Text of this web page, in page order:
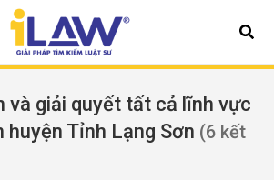
và giải quyết tất cả lĩnh vực
huyện Tỉnh Lạng Sơn (6 kết